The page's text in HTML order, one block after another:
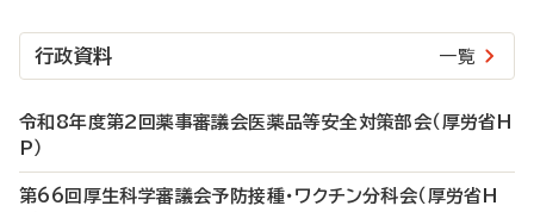
行政資料 一覧
令和8年度第2回薬事審議会医薬品等安全対策部会（厚労省H
P）
第66回厚生科学審議会予防接種・ワクチン分科会（厚労省H